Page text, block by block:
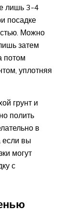
лишь 3-4
посадке
Можно
затем
потом
уплотняя
грунт и
полить
в
если вы
могут
с